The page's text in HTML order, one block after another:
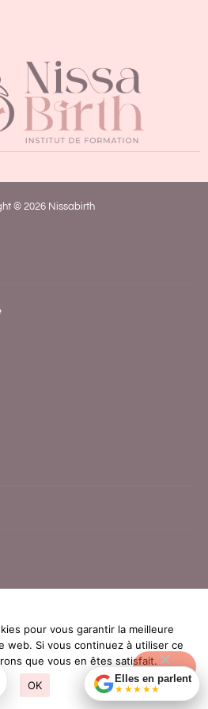
© 2026 Nissabirth
pour vous garantir la meilleure
web. Si vous continuez à utiliser ce
que vous en êtes satisfait.
OK
Elles en parlent
★★★★★
Elles en parlent
★★★★★